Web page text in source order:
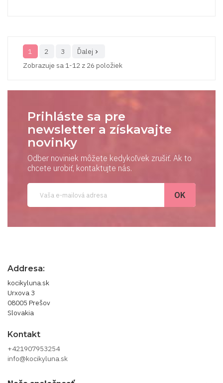
1 2 3 Ďalej 
Zobrazuje sa 1-12 z 26 položiek
Prihláste sa pre
newsletter a získavajte
novinky
Odber noviniek môžete kedykoľvek zrušiť. Ak to
chcete urobiť, kontaktujte nás.
Addresa:
kocikyluna.sk
Urxova 3
08005 Prešov
Slovakia
Kontakt
+421907953254
info@kocikyluna.sk